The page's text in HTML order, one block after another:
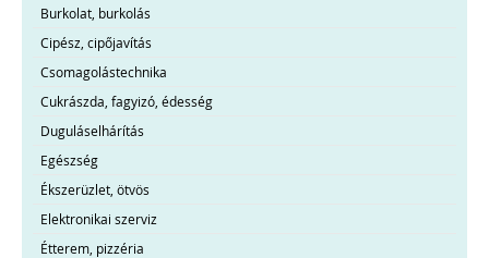
Burkolat, burkolás
Cipész, cipőjavítás
Csomagolástechnika
Cukrászda, fagyizó, édesség
Duguláselhárítás
Egészség
Ékszerüzlet, ötvös
Elektronikai szerviz
Étterem, pizzéria